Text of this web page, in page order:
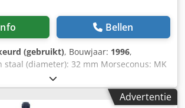
Bellen
(gebruikt), Bouwjaar: 1996,
staal (diameter): 32 mm Morseconus: MK
Angef Bodemplaat: 1700 x 700 mm
Machinegewicht: ca. 1,5 t Benodigde
1200 x 2480 mm
Advertentie